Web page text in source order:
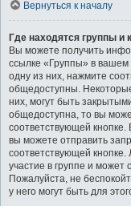
Вернуться к началу
Где находятся группы и
Вы можете получить
ссылке «Группы» в вашем
одну из них, нажмите
общедоступны.
них, могут быть
общедоступна, то вы
соответствующей кнопке.
вы можете отправить
соответствующей
участие в группе и может
Пожалуйста, не
у него могут быть для